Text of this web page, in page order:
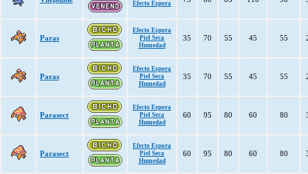
Efecto Espora
Paras
Efecto Espora
Piel Seca
Humedad
35 70 55 45 55
Paras
Efecto Espora
Piel Seca
Humedad
35 70 55 45 55
Parasect
Efecto Espora
Piel Seca
Humedad
60 95 80 60 80
Parasect
Efecto Espora
Piel Seca
Humedad
60 95 80 60 80